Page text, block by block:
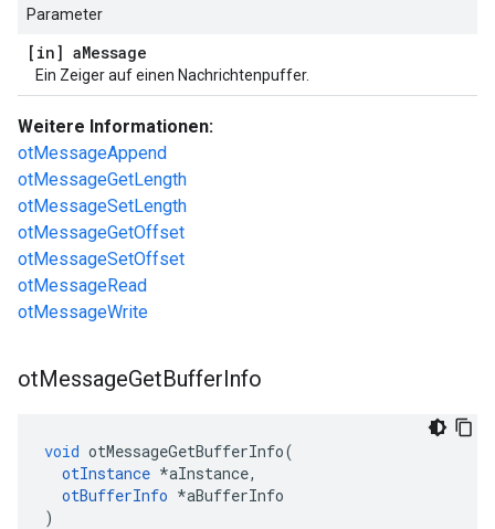
Parameter
[in] aMessage
Ein Zeiger auf einen Nachrichtenpuffer.
Weitere Informationen:
otMessageAppend
otMessageGetLength
otMessageSetLength
otMessageGetOffset
otMessageSetOffset
otMessageRead
otMessageWrite
otMessageGetBufferInfo
void otMessageGetBufferInfo(
otInstance *aInstance,
otBufferInfo *aBufferInfo
)